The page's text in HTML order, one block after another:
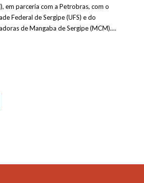
em parceria com a Petrobras, com o
Federal de Sergipe (UFS) e do
de Mangaba de Sergipe (MCM).…